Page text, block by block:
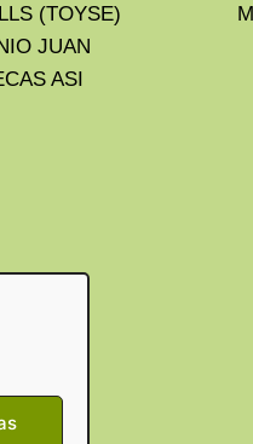
(TOYSE)
JUAN
ASI